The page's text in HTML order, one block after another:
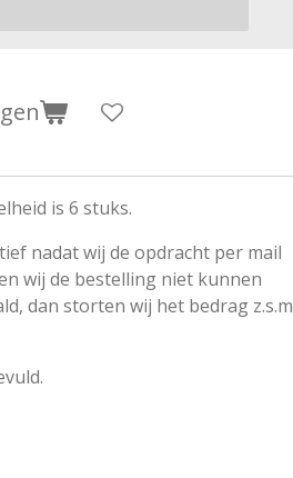
is 6 stuks.
nadat wij de opdracht per mail
wij de bestelling niet kunnen
dan storten wij het bedrag z.s.m